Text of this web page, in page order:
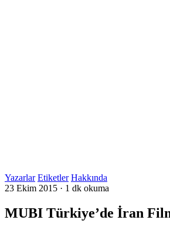
Yazarlar Etiketler Hakkında
23 Ekim 2015 · 1 dk okuma
MUBI Türkiye’de İran